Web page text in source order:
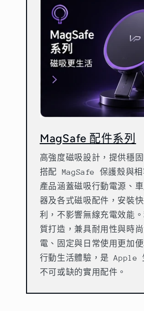
MagSafe 配件系列
高強度磁吸設計，提供穩
搭配 MagSafe 保護殼與相
產品涵蓋磁吸行動電源、
器及各式磁吸配件，安裝
利，不影響無線充電效能
質打造，兼具耐用性與時
電、固定與日常使用更加
行動生活體驗，是 Apple
不可或缺的實用配件。